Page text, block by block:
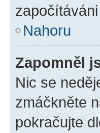
Nahoru
Zapomněl
Nic se
zmáčkněte
pokračujte